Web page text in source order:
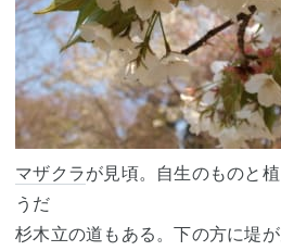
マザクラが見頃。自生のものと
うだ
杉木立の道もある。下の方に堤